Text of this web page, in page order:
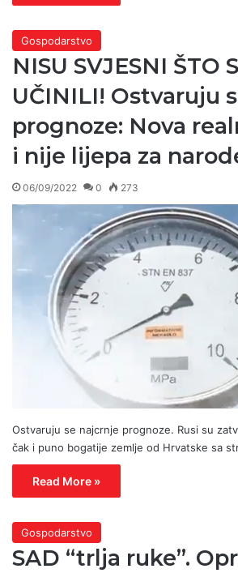
Gospodarstvo
NISU SVJESNI ŠTO
UČINILI! Ostvaruju
prognoze: Nova
i nije lijepa za
06/09/2022 0 273
Ostvaruju se najcrnje prognoze. Rusi su
čak i puno bogatije zemlje od Hrvatske sa
Read More »
Gospodarstvo
SAD “trlja ruke”.